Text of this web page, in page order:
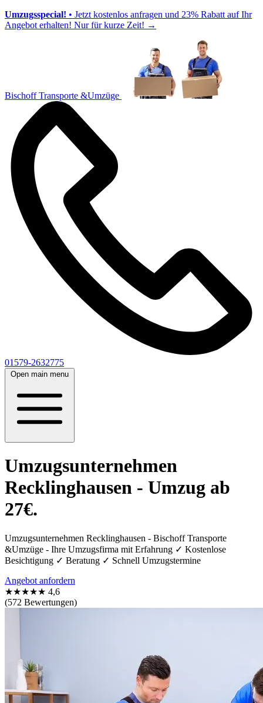
Umzugsspecial! • Jetzt kostenlos anfragen und 23% Rabatt auf Ihr
Angebot erhalten! Nur für kurze Zeit! →
Bischoff Transporte &Umzüge
01579-2632775
Open main menu
Umzugsunternehmen
Recklinghausen - Umzug ab
27€.
Umzugsunternehmen Recklinghausen - Bischoff Transporte
&Umzüge - Ihre Umzugsfirma mit Erfahrung ✓ Kostenlose
Besichtigung ✓ Beratung ✓ Schnell Umzugstermine
Angebot anfordern
★★★★★ 4,6
(572 Bewertungen)